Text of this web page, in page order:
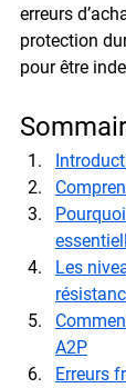
erreurs
protection
pour être
Les
A2P
Erreurs